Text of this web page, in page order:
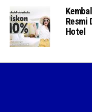
Resmi
Hotel